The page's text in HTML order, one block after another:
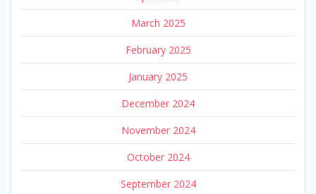
March 2025
February 2025
January 2025
December 2024
November 2024
October 2024
September 2024